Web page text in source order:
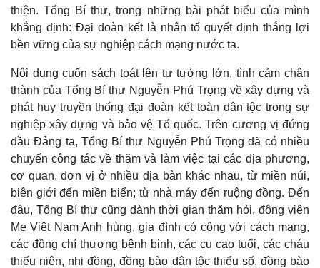
Thể thao
Bóng đá
Lịch thi đấu bóng đá
Thế giới thể thao
eSports
Ô tô - Xe máy
Ô tô
Xe máy
Tư vấn
thiện. Tổng Bí thư, trong những bài phát biểu của mình
khẳng định: Đại đoàn kết là nhân tố quyết định thắng lợi
bền vững của sự nghiệp cách mạng nước ta.
Nội dung cuốn sách toát lên tư tưởng lớn, tình cảm chân
thành của Tổng Bí thư Nguyễn Phú Trọng về xây dựng và
phát huy truyền thống đại đoàn kết toàn dân tộc trong sự
nghiệp xây dựng và bảo vệ Tổ quốc. Trên cương vị đứng
đầu Đảng ta, Tổng Bí thư Nguyễn Phú Trọng đã có nhiều
chuyến công tác về thăm và làm việc tại các địa phương,
cơ quan, đơn vị ở nhiều địa bàn khác nhau, từ miền núi,
biên giới đến miền biển; từ nhà máy đến ruộng đồng. Đến
đâu, Tổng Bí thư cũng dành thời gian thăm hỏi, động viên
Mẹ Việt Nam Anh hùng, gia đình có công với cách mạng,
các đồng chí thương bệnh binh, các cụ cao tuổi, các cháu
thiếu niên, nhi đồng, đồng bào dân tộc thiểu số, đồng bào